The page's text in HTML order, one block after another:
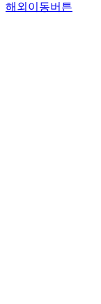
해외이동버튼